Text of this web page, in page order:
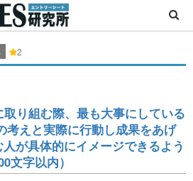
2
り組む際、最も大事にしている
考えと実際に行動し成果をあげ
が具体的にイメージできるよう
文字以内）